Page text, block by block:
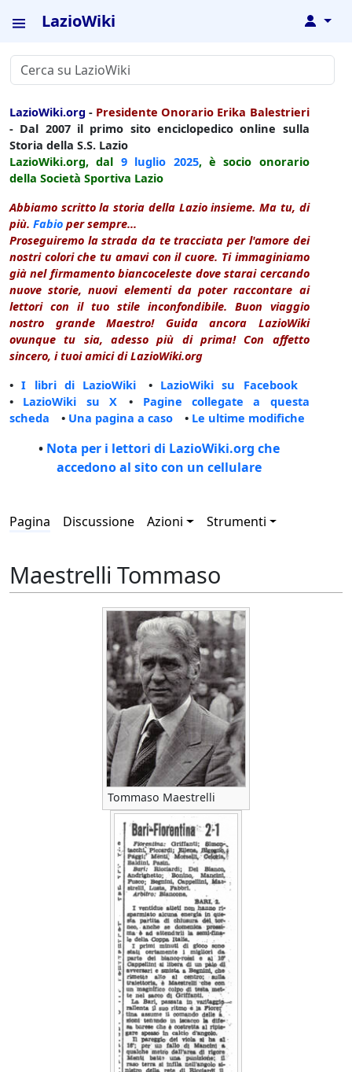
LazioWiki ↓
LazioWiki.org - Presidente Onorario Erika Balestrieri
- Dal 2007 il primo sito enciclopedico online sulla
Storia della S.S. Lazio
LazioWiki.org, dal 9 luglio 2025, è socio onorario
della Società Sportiva Lazio
Abbiamo scritto la storia della Lazio insieme. Ma tu, di
più. Fabio per sempre...
Proseguiremo la strada da te tracciata per l'amore dei
nostri colori che tu amavi con il cuore. Ti immaginiamo
già nel firmamento biancoceleste dove starai cercando
nuove storie, nuovi elementi da poter raccontare ai
lettori con il tuo stile inconfondibile. Buon viaggio
nostro grande Maestro! Guida ancora LazioWiki
ovunque tu sia, adesso più di prima! Con affetto
sincero, i tuoi amici di LazioWiki.org
•I libri di LazioWiki • LazioWiki su Facebook
• LazioWiki su X • Pagine collegate a questa
scheda • Una pagina a caso • Le ultime modifiche
• Nota per i lettori di LazioWiki.org che
accedono al sito con un cellulare
Pagina Discussione Azioni Strumenti
Maestrelli Tommaso
Tommaso Maestrelli